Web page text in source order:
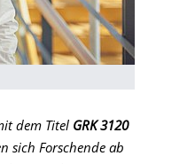
dem Titel GRK 3120
sich Forschende ab